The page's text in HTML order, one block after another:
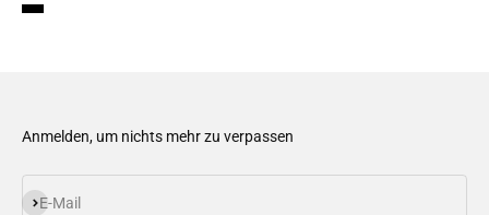
Anmelden, um nichts mehr zu verpassen
E-Mail
Abonnieren